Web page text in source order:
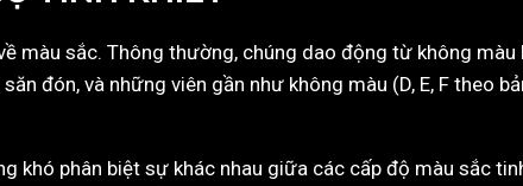
màu sắc. Thông thường, chúng dao động từ không màu
đón, và những viên gần như không màu (D, E, F theo
khó phân biệt sự khác nhau giữa các cấp độ màu sắc